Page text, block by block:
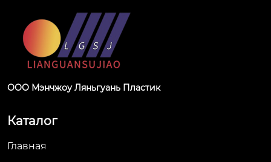
ООО Мэнчжоу Ляньгуань Пластик
Каталог
Главная